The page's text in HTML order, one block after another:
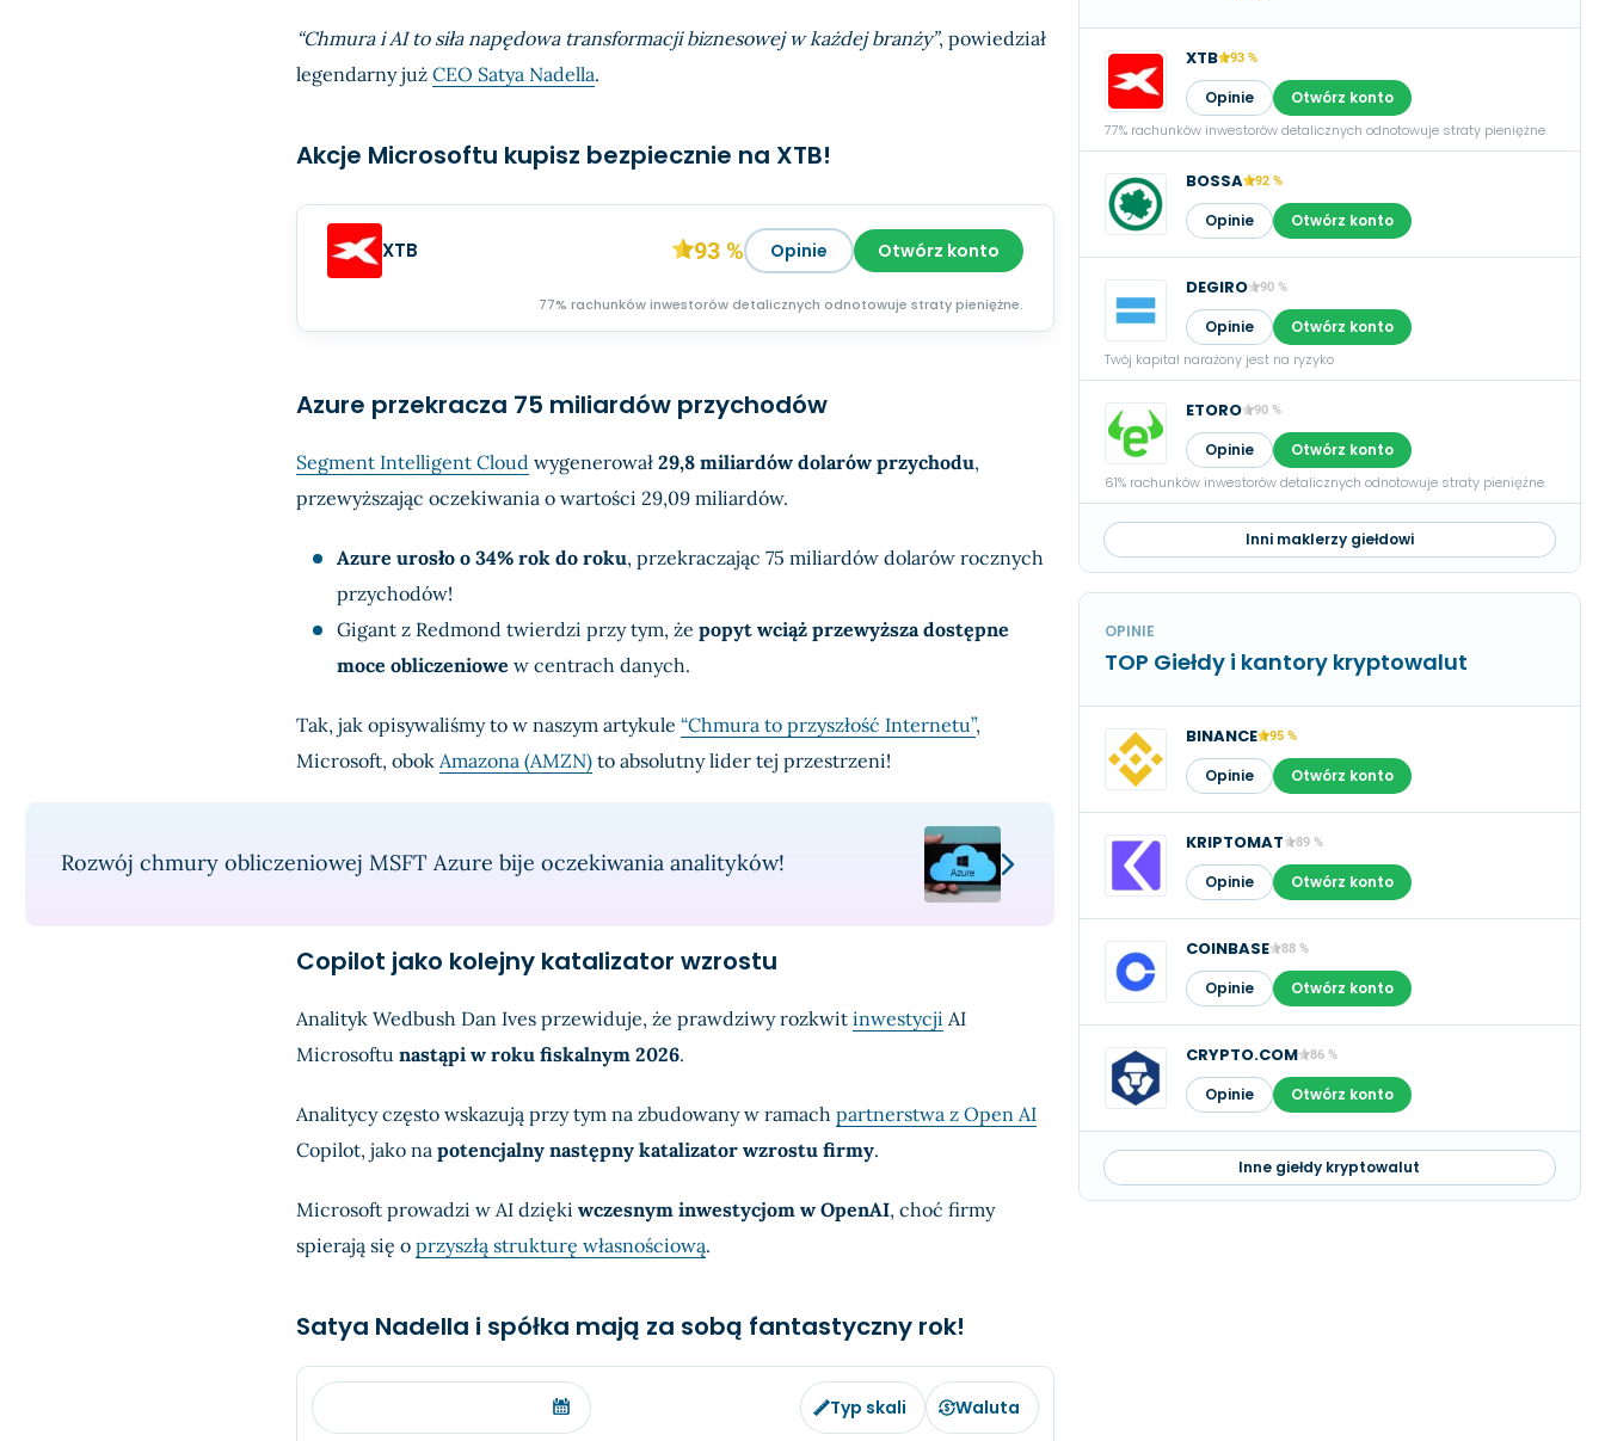
“Chmura i AI to siła napędowa transformacji biznesowej w każdej branży”, powiedział
legendarny już CEO Satya Nadella.
Akcje Microsoftu kupisz bezpiecznie na XTB!
XTB 93 % Opinie Otwórz konto
77% rachunków inwestorów detalicznych odnotowuje straty pieniężne.
Azure przekracza 75 miliardów przychodów
Segment Intelligent Cloud wygenerował 29,8 miliardów dolarów przychodu,
przewyższając oczekiwania o wartości 29,09 miliardów.
Azure urosło o 34% rok do roku, przekraczając 75 miliardów dolarów rocznych
przychodów!
Gigant z Redmond twierdzi przy tym, że popyt wciąż przewyższa dostępne
moce obliczeniowe w centrach danych.
Tak, jak opisywaliśmy to w naszym artykule “Chmura to przyszłość Internetu”,
Microsoft, obok Amazona (AMZN)to absolutny lider tej przestrzeni!
Rozwój chmury obliczeniowej MSFT Azure bije oczekiwania analityków!
Copilot jako kolejny katalizator wzrostu
Analityk Wedbush Dan Ives przewiduje, że prawdziwy rozkwit inwestycji AI
Microsoftu nastąpi w roku fiskalnym 2026.
Analitycy często wskazują przy tym na zbudowany w ramach partnerstwa z Open AI
Copilot, jako na potencjalny następny katalizator wzrostu firmy.
Microsoft prowadzi w AI dzięki wczesnym inwestycjom w OpenAI, choć firmy
spierają się o przyszłą strukturę własnościową.
Satya Nadella i spółka mają za sobą fantastyczny rok!
Typ skali Waluta
XTB 93 %
Opinie Otwórz konto
77% rachunków inwestorów detalicznych odnotowuje straty pieniężne.
BOSSA 92 %
Opinie Otwórz konto
DEGIRO 90 %
Opinie Otwórz konto
Twój kapitał narażony jest na ryzyko
ETORO 90 %
Opinie Otwórz konto
61% rachunków inwestorów detalicznych odnotowuje straty pieniężne.
Inni maklerzy giełdowi
OPINIE
TOP Giełdy i kantory kryptowalut
BINANCE 95 %
Opinie Otwórz konto
KRIPTOMAT 89 %
Opinie Otwórz konto
COINBASE 88 %
Opinie Otwórz konto
CRYPTO.COM 86 %
Opinie Otwórz konto
Inne giełdy kryptowalut